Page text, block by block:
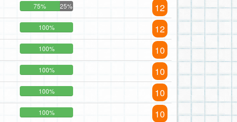
75% 25% 12
100% 12
100% 10
100% 10
100% 10
100% 10